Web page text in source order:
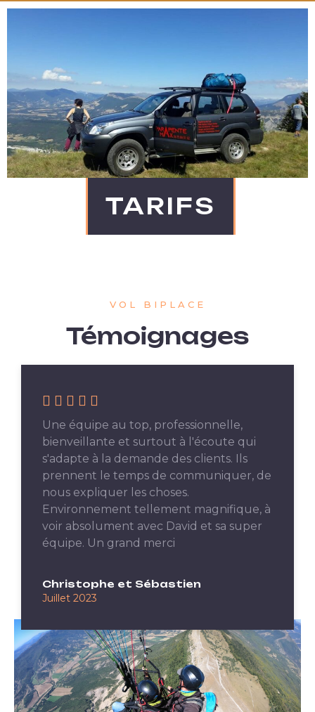
TARIFS
Une équipe au top, professionnelle,
bienveillante et surtout à l'écoute qui
s'adapte à la demande des clients. Ils
prennent le temps de communiquer, de
nous expliquer les choses.
Environnement tellement magnifique, à
voir absolument avec David et sa super
équipe. Un grand merci
Christophe et Sébastien
Juillet 2023
VOL BIPLACE
Témoignages